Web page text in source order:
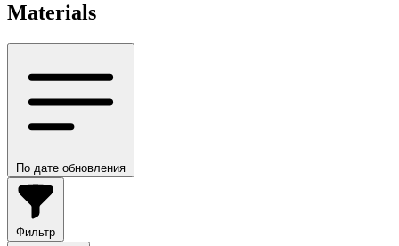
Materials
По дате обновления
Фильтр